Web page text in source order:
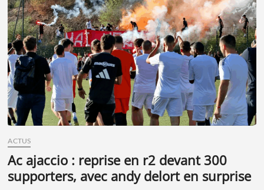
MARATHON
DE
CINQ
MATCHES
EN
QUATORZE
JOURS
ACTUS
ac ajaccio : reprise en r2 devant 300
supporters, avec andy delort en surprise